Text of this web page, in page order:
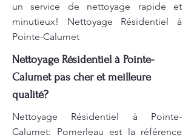
un service de nettoyage rapide et
minutieux! Nettoyage Résidentiel à
Pointe-Calumet
Nettoyage Résidentiel à Pointe-
Calumet pas cher et meilleure
qualité?
Nettoyage Résidentiel à Pointe-
Calumet: Pomerleau est la référence